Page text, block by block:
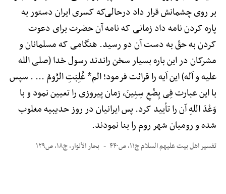
بر روی چشمانش قرار داد درحالی‌که کسری ایران دستور به
پاره کردن نامه داد زمانی که نامه آن حضرت برای دعوت
کردن به حقّ به دست آن دو رسید. هنگامی که مسلمانان و
مشرکان در این باره بسیار سخن راندند رسول خدا (صلی الله
علیه و آله) این آیه را قرائت فرمود؛ الم* غُلِبَتِ الرُّومُ ... . سپس
با این عبارت فِی بِضْعِ سِنِینَ، زمان پیروزی را تعیین نمود و با
وَعْدَ اللهِ آن را تأیید کرد. پس ایرانیان در روز حدیبیه مغلوب
شده و رومیان شهر روم را بنا نمودند.
تفسیر اهل بیت علیهم السلام ج۱۱، ص۴۴۰ بحار الأنوار، ج۱۸، ص۱۲۹